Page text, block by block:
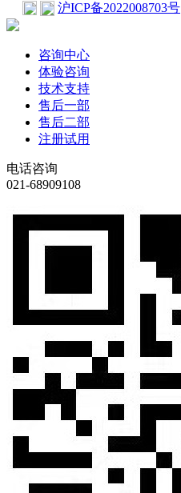
沪ICP备2022008703号
咨询中心
体验咨询
技术支持
售后一部
售后二部
注册试用
电话咨询
021-68909108